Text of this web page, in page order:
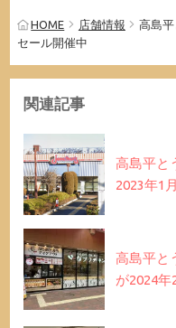
HOME 店舗情報
高島
セール開催中
関連記事
高島平と
2023年1
高島平と
が2024年